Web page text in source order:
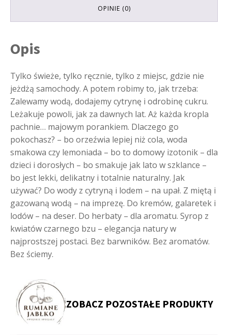
OPINIE (0)
Opis
Tylko świeże, tylko ręcznie, tylko z miejsc, gdzie nie
jeżdżą samochody. A potem robimy to, jak trzeba:
Zalewamy wodą, dodajemy cytrynę i odrobinę cukru.
Leżakuje powoli, jak za dawnych lat. Aż każda kropla
pachnie… majowym porankiem. Dlaczego go
pokochasz? – bo orzeźwia lepiej niż cola, woda
smakowa czy lemoniada – bo to domowy izotonik – dla
dzieci i dorosłych – bo smakuje jak lato w szklance –
bo jest lekki, delikatny i totalnie naturalny. Jak
używać? Do wody z cytryną i lodem – na upał. Z miętą i
gazowaną wodą – na imprezę. Do kremów, galaretek i
lodów – na deser. Do herbaty – dla aromatu. Syrop z
kwiatów czarnego bzu – elegancja natury w
najprostszej postaci. Bez barwników. Bez aromatów.
Bez ściemy.
ZOBACZ POZOSTAŁE PRODUKTY